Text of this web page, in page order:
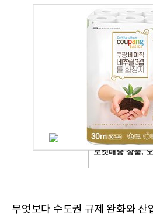
무엇보다 수도권 규제 완화와 산